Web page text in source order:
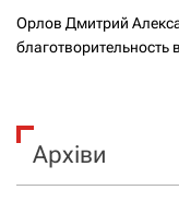
Орлов Дмитрий
Архіви